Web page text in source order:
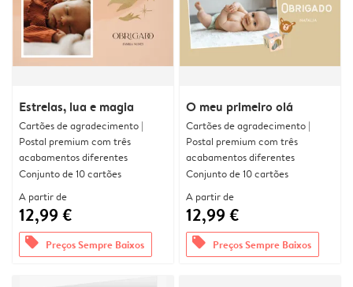
Estrelas, lua e magia
Cartões de agradecimento |
Postal premium com três
acabamentos diferentes
Conjunto de 10 cartões
A partir de
12,99 €
offers Preços Sempre Baixos
O meu primeiro olá
Cartões de agradecimento |
Postal premium com três
acabamentos diferentes
Conjunto de 10 cartões
A partir de
12,99 €
offers Preços Sempre Baixos